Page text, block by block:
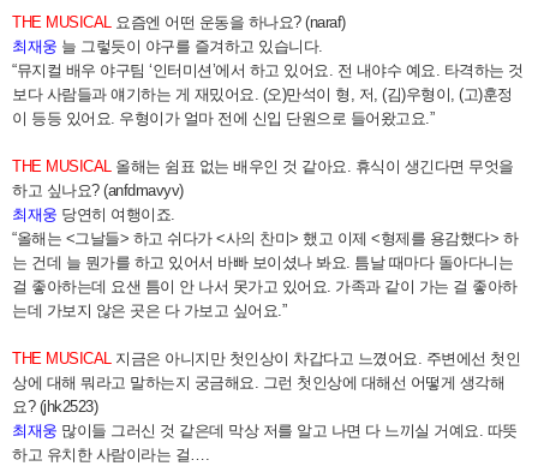
THE MUSICAL
요즘엔 어떤 운동을 하나요? (naraf)
최재웅 늘 그렇듯이 야구를 즐겨하고 있습니다.
“뮤지컬 배우 야구팀 ‘인터미션’에서 하고 있어요. 전 내야수 예요. 타격하는 것
보다 사람들과 얘기하는 게 재밌어요. (오)만석이 형, 저, (김)우형이, (고)훈정
이 등등 있어요. 우형이가 얼마 전에 신입 단원으로 들어왔고요.”
THE MUSICAL
올해는 쉼표 없는 배우인 것 같아요. 휴식이 생긴다면 무엇을
하고 싶나요? (anfdmavyv)
최재웅 당연히 여행이죠.
“올해는 <그날들> 하고 쉬다가 <사의 찬미> 했고 이제 <형제를 용감했다> 하
는 건데 늘 뭔가를 하고 있어서 바빠 보이셨나 봐요. 틈날 때마다 돌아다니는
걸 좋아하는데 요샌 틈이 안 나서 못가고 있어요. 가족과 같이 가는 걸 좋아하
는데 가보지 않은 곳은 다 가보고 싶어요.”
THE MUSICAL
지금은 아니지만 첫인상이 차갑다고 느꼈어요. 주변에선 첫인
상에 대해 뭐라고 말하는지 궁금해요. 그런 첫인상에 대해선 어떻게 생각해
요? (jhk2523)
최재웅 많이들 그러신 것 같은데 막상 저를 알고 나면 다 느끼실 거예요. 따뜻
하고 유치한 사람이라는 걸….